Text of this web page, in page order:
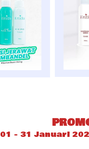
01 - 31 Januari